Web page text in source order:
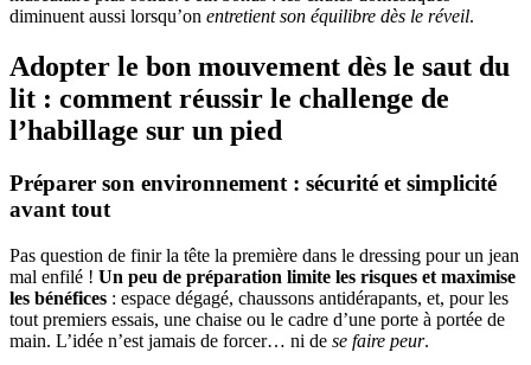
diminuent aussi lorsqu’on entretient son équilibre dès le réveil.
Adopter le bon mouvement dès le saut du
lit : comment réussir le challenge de
l’habillage sur un pied
Préparer son environnement : sécurité et simplicité
avant tout
Pas question de finir la tête la première dans le dressing pour un jean
mal enfilé ! Un peu de préparation limite les risques et maximise
les bénéfices : espace dégagé, chaussons antidérapants, et, pour les
tout premiers essais, une chaise ou le cadre d’une porte à portée de
main. L’idée n’est jamais de forcer… ni de se faire peur.